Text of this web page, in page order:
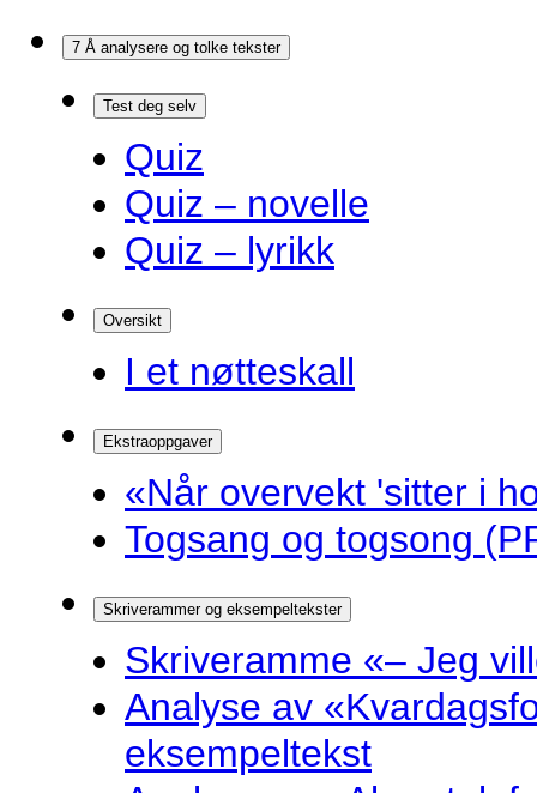
7 Å analysere og tolke tekster
Test deg selv
Quiz
Quiz – novelle
Quiz – lyrikk
Oversikt
I et nøtteskall
Ekstraoppgaver
«Når overvekt 'sitter i
Togsang og togsong
Skriverammer og eksempeltekster
Skriveramme «– Jeg
Analyse av
eksempeltekst